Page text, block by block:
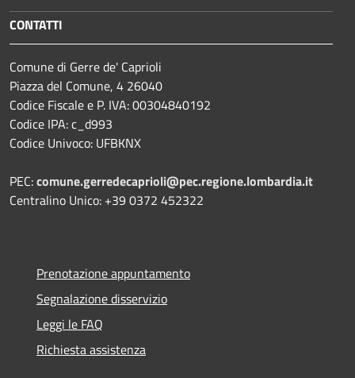
CONTATTI
Comune di Gerre de' Caprioli
Piazza del Comune, 4 26040
Codice Fiscale e P. IVA: 00304840192
Codice IPA: c_d993
Codice Univoco: UFBKNX
PEC:comune.gerredecaprioli@pec.regione.lombardia.it
Centralino Unico: +39 0372 452322
Prenotazione appuntamento
Segnalazione disservizio
Leggi le FAQ
Richiesta assistenza